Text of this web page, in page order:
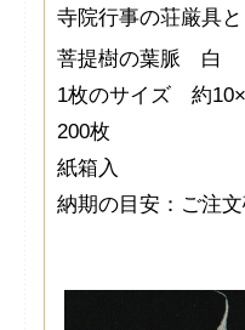
寺院行事の荘厳具
菩提樹の葉脈 白
1枚のサイズ 約
200枚
紙箱入
納期の目安：ご注文